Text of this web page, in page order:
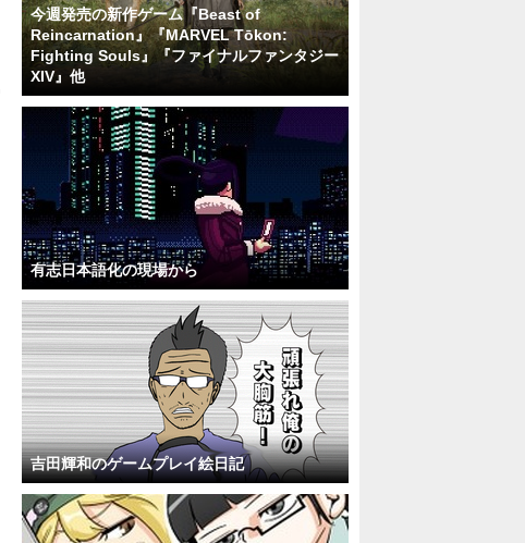
今週発売の新作ゲーム『Beast of
Reincarnation』『MARVEL Tōkon:
Fighting Souls』『ファイナルファンタジー
XIV』他
有志日本語化の現場から
吉田輝和のゲームプレイ絵日記